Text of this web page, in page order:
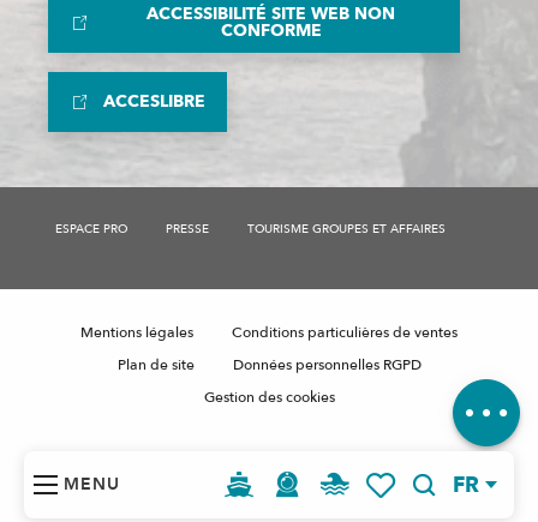
MENU FR
Description
Contacter
Avis
ACCESSIBILITÉ SITE WEB NON
CONFORME
ACCESLIBRE
ESPACE PRO PRESSE TOURISME GROUPES ET AFFAIRES
Mentions légales
Conditions particulières de ventes
Plan de site
Données personnelles RGPD
Gestion des cookies